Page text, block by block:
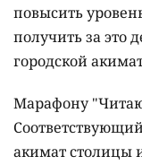
повысить
получить за это
городской
Марафону
акимат столицы